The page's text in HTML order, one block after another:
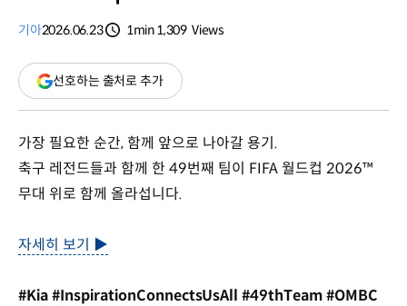
기아2026.06.23
1min1,309 Views
선호하는 출처로 추가(새
창
가장 필요한 순간, 함께 앞으로 나아갈 용기.
축구 레전드들과 함께 한 49번째 팀이 FIFA 월드컵 2026™
무대 위로 함께 올라섭니다.
자세히 보기 ▶
#Kia #InspirationConnectsUsAll #49thTeam #OMBC